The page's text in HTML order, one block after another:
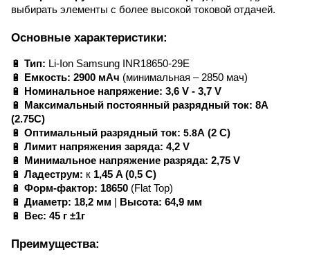
выбирать элементы с более высокой токовой отдачей.
Основные характеристики:
🔋 Тип: Li-Ion Samsung INR18650-29E
🔋
Емкость: 2900 мАч (минимальная – 2850 мач)
🔋
Номинальное напряжение: 3,6 V - 3,7 V
🔋
Максимальный постоянный разрядный ток: 8A
(2.75C)
🔋 Оптимальный разрядный ток: 5.8A (2 C)
🔋 Лимит напряжения заряда: 4,2 V
🔋
Минимальное напряжение разряда: 2,75 V
🔋 Ладеструм: к 1,45 A (0,5 C)
🔋 Форм-фактор: 18650 (Flat Top)
🔋 Диаметр: 18,2 мм Высота: 64,9 мм
🔋
Вес: 45 г ±1г
Преимущества: